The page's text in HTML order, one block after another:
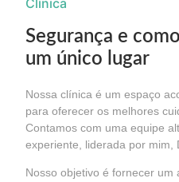
Segurança e
um único lugar
Nossa clínica é um espaço
para oferecer os melhores
Contamos com uma equipe
experiente, liderada por mim,
Nosso objetivo é fornecer um